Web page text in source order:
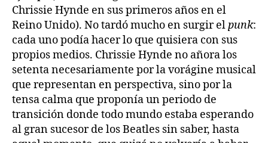
Chrissie Hynde en sus primeros años en el
Reino Unido). No tardó mucho en surgir elpunk:
cada uno podía hacer lo que quisiera con sus
propios medios. Chrissie Hynde no añora los
setenta necesariamente por la vorágine musical
que representan en perspectiva, sino por la
tensa calma que proponía un periodo de
transición donde todo mundo estaba esperando
al gran sucesor de los Beatles sin saber, hasta